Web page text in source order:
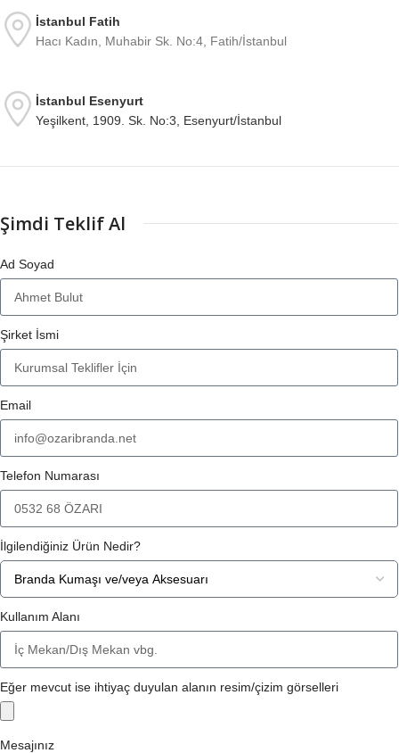
İstanbul Fatih
Hacı Kadın, Muhabir Sk. No:4, Fatih/İstanbul
İstanbul Esenyurt
Yeşilkent, 1909. Sk. No:3, Esenyurt/İstanbul
Şimdi Teklif Al
Ad Soyad
Şirket İsmi
Email
Telefon Numarası
İlgilendiğiniz Ürün Nedir?
Kullanım Alanı
Eğer mevcut ise ihtiyaç duyulan alanın resim/çizim görselleri
Mesajınız